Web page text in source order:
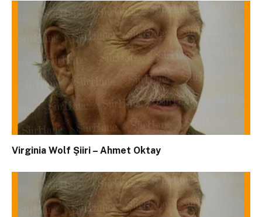
Virginia Wolf Şiiri – Ahmet Oktay